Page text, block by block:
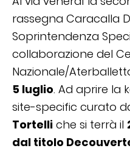
rassegna Caracalla
Soprintendenza
collaborazione del
Nazionale/
5 luglio. Ad aprire la
site-specific curato
Tortelli che si terrà il
dal titolo